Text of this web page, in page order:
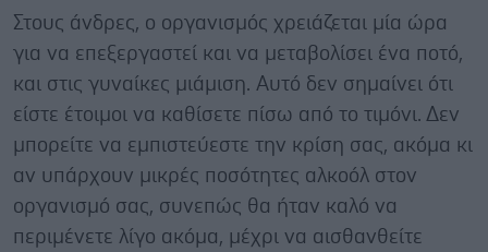
Στους άνδρες, ο οργανισμός χρειάζεται μία ώρα
για να επεξεργαστεί και να μεταβολίσει ένα ποτό,
και στις γυναίκες μιάμιση. Αυτό δεν σημαίνει ότι
είστε έτοιμοι να καθίσετε πίσω από το τιμόνι. Δεν
μπορείτε να εμπιστεύεστε την κρίση σας, ακόμα κι
αν υπάρχουν μικρές ποσότητες αλκοόλ στον
οργανισμό σας, συνεπώς θα ήταν καλό να
περιμένετε λίγο ακόμα, μέχρι να αισθανθείτε